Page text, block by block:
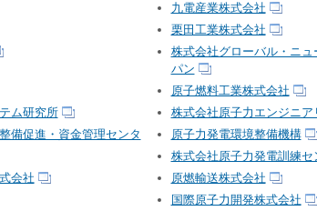
九電産業株式会社
栗田工業株式会社
株式会社グローバル・ニ
パン
原子燃料工業株式会社
ム研究所
株式会社原子力エンジニア
備促進・資金管理センタ
原子力発電環境整備機構
株式会社原子力発電訓練セ
会社
原燃輸送株式会社
国際原子力開発株式会社